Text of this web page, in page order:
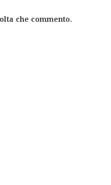
che commento.